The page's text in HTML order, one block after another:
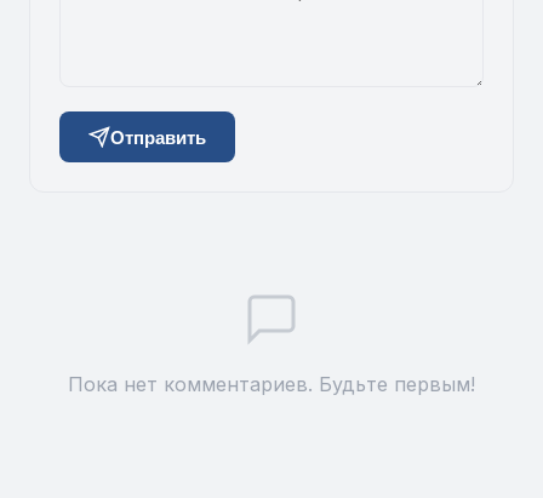
Отправить
Пока нет комментариев. Будьте первым!